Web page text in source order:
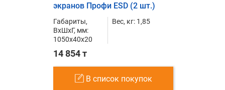
экранов Профи ESD (2 шт.)
Габариты,
ВxШxГ, мм:
1050x40x20
Вес, кг: 1,85
14 854 т
В список покупок